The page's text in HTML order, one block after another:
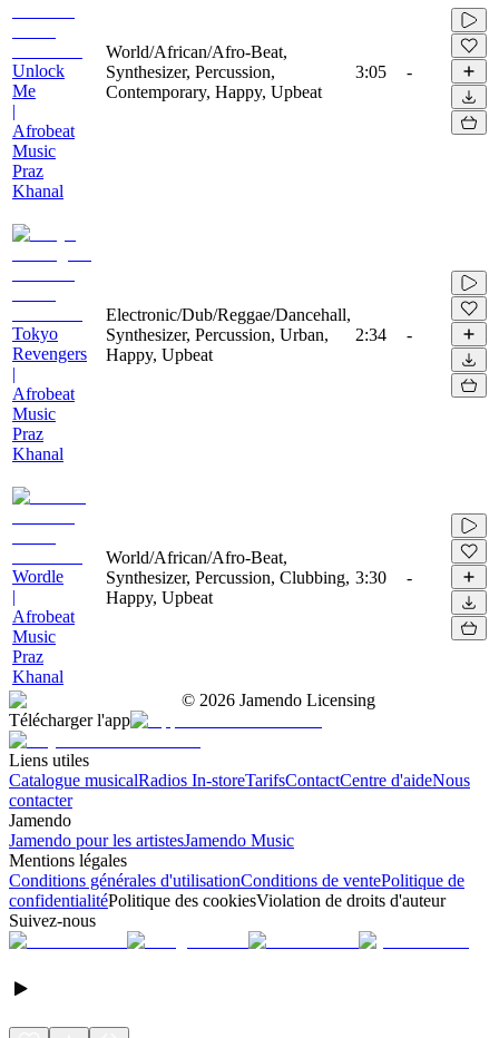
Unlock
Me
|
Afrobeat
Music
Praz
Khanal
World/African/Afro-Beat,
Synthesizer, Percussion,
Contemporary, Happy, Upbeat
3:05 -
Tokyo
Revengers
|
Afrobeat
Music
Praz
Khanal
Electronic/Dub/Reggae/Dancehall,
Synthesizer, Percussion, Urban,
Happy, Upbeat
2:34 -
Wordle
|
Afrobeat
Music
Praz
Khanal
World/African/Afro-Beat,
Synthesizer, Percussion, Clubbing,
Happy, Upbeat
3:30 -
© 2026 Jamendo Licensing
Télécharger l'app
Liens utiles
Catalogue musicalRadios In-storeTarifsContactCentre d'aideNous
contacter
Jamendo
Jamendo pour les artistesJamendo Music
Mentions légales
Conditions générales d'utilisationConditions de ventePolitique de
confidentialitéPolitique des cookiesViolation de droits d'auteur
Suivez-nous